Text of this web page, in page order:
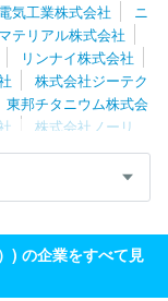
気工業株式会社
ニ
テリアル株式会社
リンナイ株式会社
株式会社ジーテク
東邦チタニウム株式会
株式会社ノーリ
株式会社フジマッ
株式会社ＵＡＣ
) の企業をすべて見